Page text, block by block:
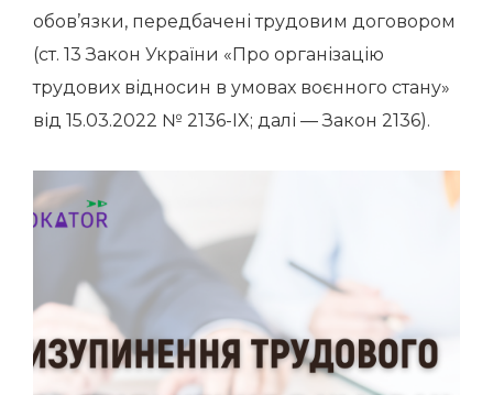
обов’язки, передбачені трудовим договором
(ст. 13 Закон України «Про організацію
трудових відносин в умовах воєнного стану»
від 15.03.2022 № 2136-IX; далі — Закон 2136).